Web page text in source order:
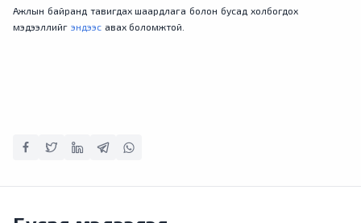
Ажлын байранд тавигдах шаардлага болон бусад холбогдох
мэдээллийг эндээсавах боломжтой.